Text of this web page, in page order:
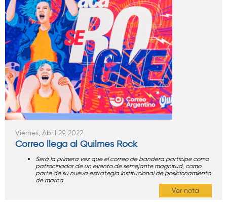
Viernes, Abril 29, 2022
Correo llega al Quilmes Rock
Será la primera vez que el correo de bandera participe como
patrocinador de un evento de semejante magnitud, como
parte de su nueva estrategia institucional de posicionamiento
de marca.
Ver nota